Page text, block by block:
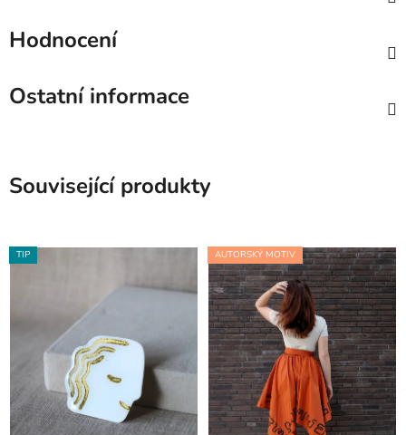
Hodnocení
Ostatní informace
Související produkty
TIP AUTORSKÝ MOTIV